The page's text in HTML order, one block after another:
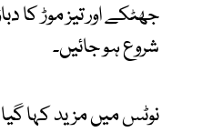
جھٹکے اور تیز موڑ کا
شروع ہو جائیں۔
نوٹس میں مزید کہا